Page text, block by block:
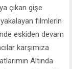
çıkan gişe
yakalayan filmlerin
eskiden devam
karşımıza
Altında